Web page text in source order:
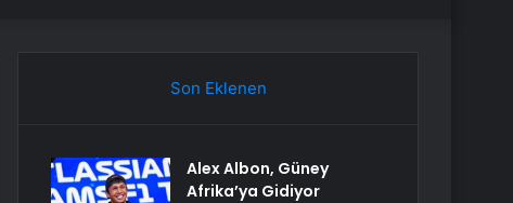
Son Eklenen
Alex Albon, Güney
Afrika’ya Gidiyor